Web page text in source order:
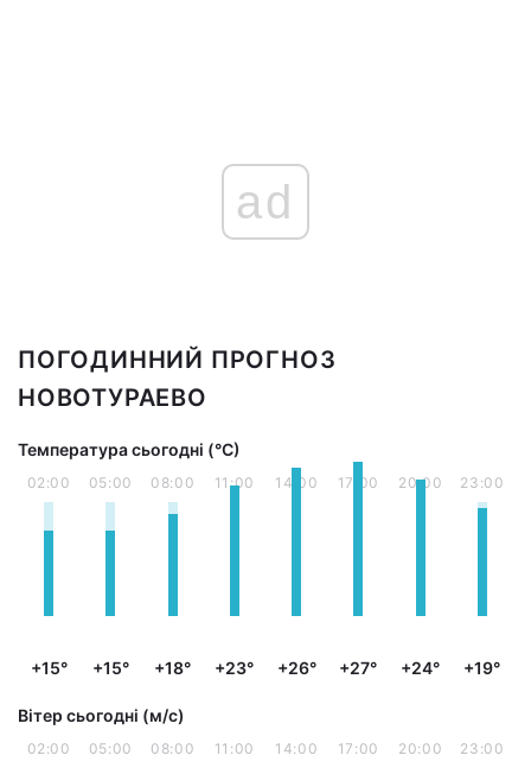
ad
ПОГОДИННИЙ ПРОГНОЗ
НОВОТУРАЕВО
Температура сьогодні (°С)
02:00
+15°
05:00
+15°
08:00
+18°
11:00
+23°
14:00
+26°
17:00
+27°
20:00
+24°
23:00
+19°
Вітер сьогодні (м/с)
02:00 05:00 08:00 11:00 14:00 17:00 20:00 23:00